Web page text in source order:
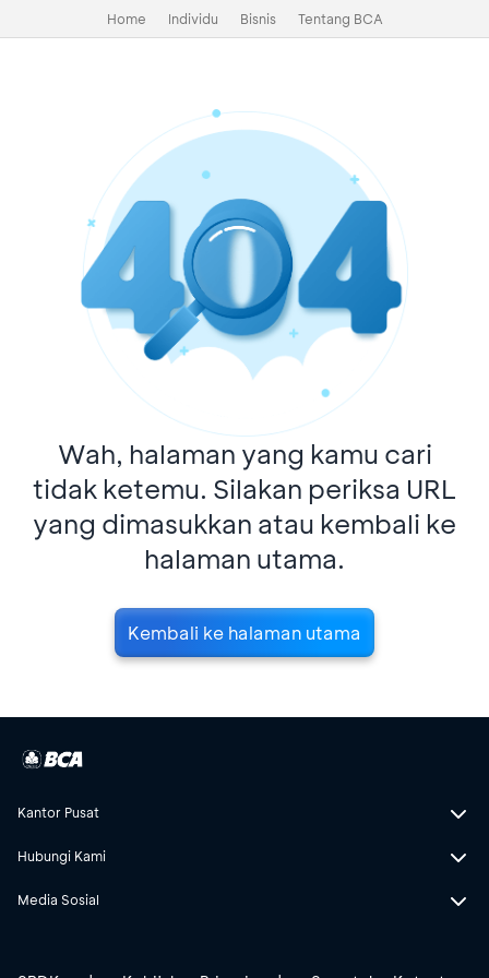
Home Individu Bisnis Tentang BCA
Wah, halaman yang kamu cari
tidak ketemu. Silakan periksa URL
yang dimasukkan atau kembali ke
halaman utama.
Kembali ke halaman utama
Kantor Pusat
Hubungi Kami
Media Sosial